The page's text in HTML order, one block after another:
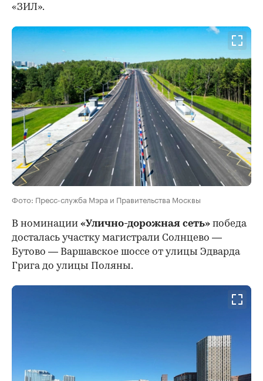
«ЗИЛ».
Фото: Пресс-служба Мэра и Правительства Москвы
В номинации «Улично-дорожная сеть» победа
досталась участку магистрали Солнцево —
Бутово — Варшавское шоссе от улицы Эдварда
Грига до улицы Поляны.